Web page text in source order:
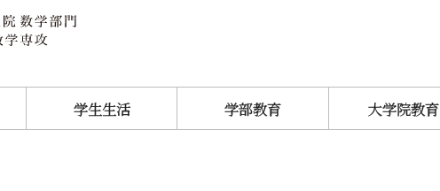
学生生活 学部教育 大学院教育